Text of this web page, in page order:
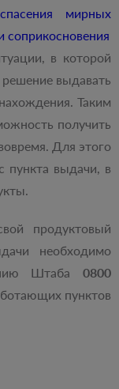
мирных
в которой
выдавать
Таким
получить
Для этого
пункта выдачи, в
продуктовый
необходимо
Штаба 0800
пунктов